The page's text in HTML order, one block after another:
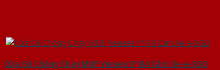
Cửa Gỗ Chống Cháy MDF Veneer P1R4 Căm Xe-a-SGD